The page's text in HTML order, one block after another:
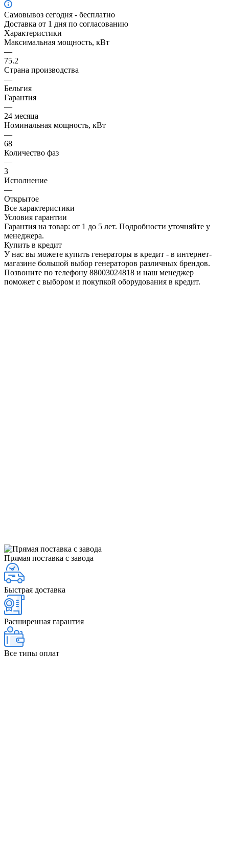
Самовывоз сегодня - бесплатно
Доставка от 1 дня по согласованию
Характеристики
Максимальная мощность, кВт
—
75.2
Страна производства
—
Бельгия
Гарантия
—
24 месяца
Номинальная мощность, кВт
—
68
Количество фаз
—
3
Исполнение
—
Открытое
Все характеристики
Условия гарантии
Гарантия на товар: от 1 до 5 лет. Подробности уточняйте у
менеджера.
Купить в кредит
У нас вы можете купить генераторы в кредит - в интернет-
магазине большой выбор генераторов различных брендов.
Позвоните по телефону 88003024818 и наш менеджер
поможет с выбором и покупкой оборудования в кредит.
Прямая поставка с завода
Быстрая доставка
Расширенная гарантия
Все типы оплат